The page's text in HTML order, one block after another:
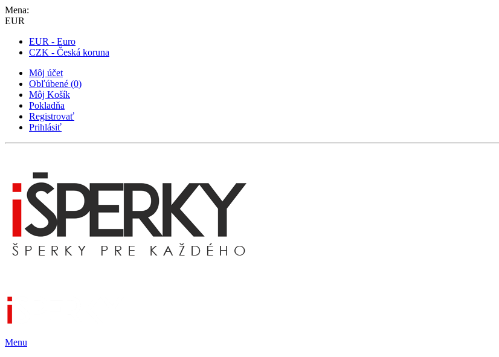
Mena:
EUR
EUR - Euro
CZK - Česká koruna
Môj účet
Obľúbené (0)
Môj Košík
Pokladňa
Registrovať
Prihlásiť
Menu